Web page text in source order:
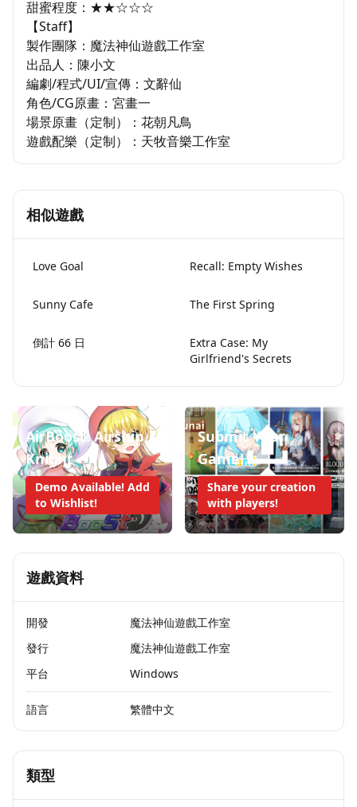
甜蜜程度：★★☆☆☆
【Staff】
製作團隊：魔法神仙遊戲工作室
出品人：陳小文
編劇/程式/UI/宣傳：文辭仙
角色/CG原畫：宮畫一
場景原畫（定制）：花朝凡鳥
遊戲配樂（定制）：天牧音樂工作室
相似遊戲
Love Goal Recall: Empty Wishes
Sunny Cafe The First Spring
倒計 66 日
Extra Case: My
Girlfriend's Secrets
AirBoost: Airship
Knight
Demo Available! Add
to Wishlist!
Submit Your
Game!
Share your creation
with players!
遊戲資料
開發
魔法神仙遊戲工作室
發行
魔法神仙遊戲工作室
平台
Windows
語言 繁體中文
類型